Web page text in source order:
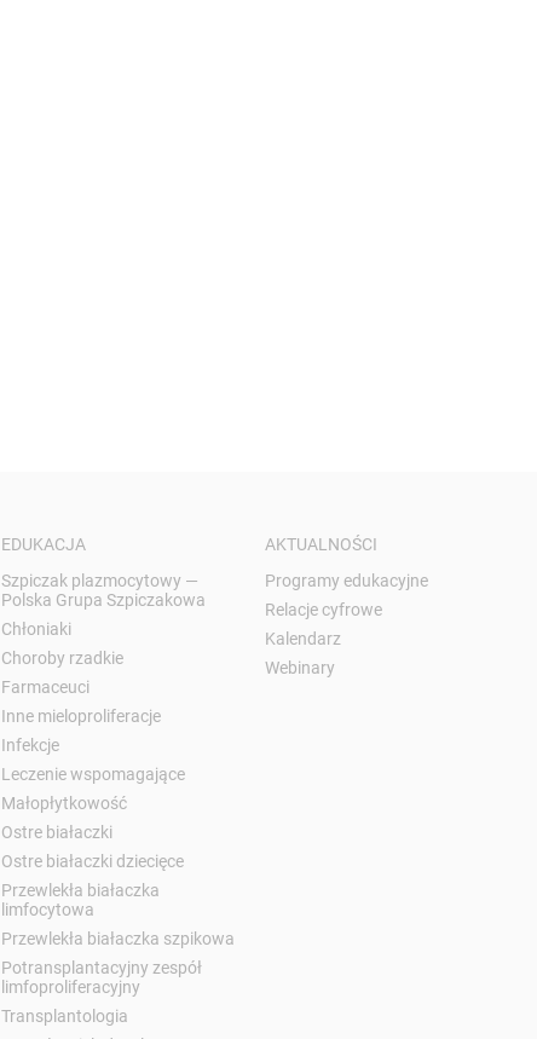
EDUKACJA
Szpiczak plazmocytowy —
Polska Grupa Szpiczakowa
Chłoniaki
Choroby rzadkie
Farmaceuci
Inne mieloproliferacje
Infekcje
Leczenie wspomagające
Małopłytkowość
Ostre białaczki
Ostre białaczki dziecięce
Przewlekła białaczka
limfocytowa
Przewlekła białaczka szpikowa
Potransplantacyjny zespół
limfoproliferacyjny
Transplantologia
AKTUALNOŚCI
Programy edukacyjne
Relacje cyfrowe
Kalendarz
Webinary